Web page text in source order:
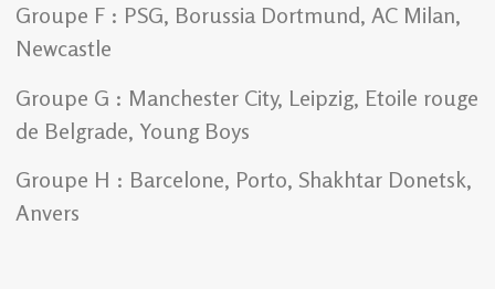
Groupe F : PSG, Borussia Dortmund, AC Milan,
Newcastle
Groupe G : Manchester City, Leipzig, Etoile rouge
de Belgrade, Young Boys
Groupe H : Barcelone, Porto, Shakhtar Donetsk,
Anvers